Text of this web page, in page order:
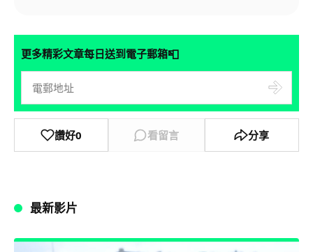
更多精彩文章每日送到電子郵箱📮
讚好0 看留言 分享
最新影片